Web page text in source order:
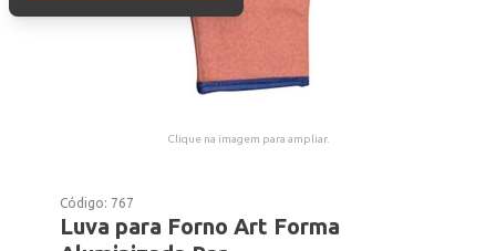
Clique na imagem para ampliar.
Código: 767
Luva para Forno Art Forma